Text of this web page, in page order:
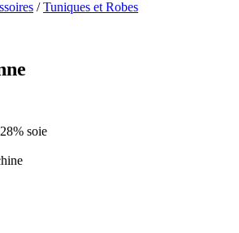
/Tuniques et Robes
soie